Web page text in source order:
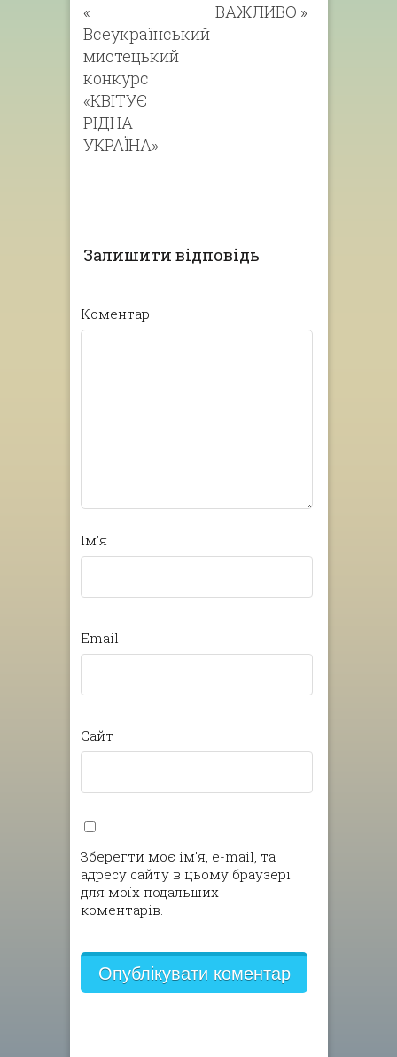
«
Всеукраїнський
мистецький
конкурс
«КВІТУЄ
РІДНА
УКРАЇНА»
ВАЖЛИВО »
Залишити відповідь
Коментар
Ім'я
Email
Сайт
Зберегти моє ім'я, e-mail, та
адресу сайту в цьому браузері
для моїх подальших
коментарів.